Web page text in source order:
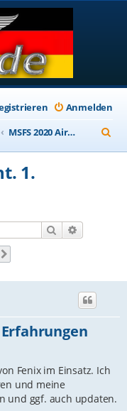
Anmelden
MSFS 2020 Aircraft Addons
u
1.
Suche
Fenix im Einsatz. Ich
und meine
und ggf. auch updaten.